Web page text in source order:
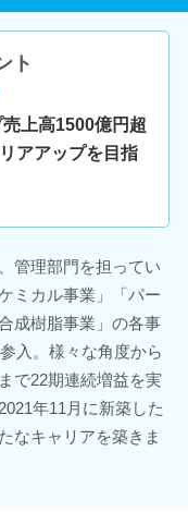
ト
上高1500億円超
アアップを目指
管理部門を担ってい
ミカル事業」「パー
成樹脂事業」の各事
入。様々な角度から
で22期連続増益を実
年11月に新築した
なキャリアを築きま